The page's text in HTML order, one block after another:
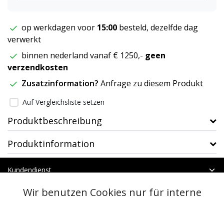
op werkdagen voor 15:00 besteld, dezelfde dag
verwerkt
binnen nederland vanaf € 1250,- geen
verzendkosten
Zusatzinformation? Anfrage zu diesem Produkt
Auf Vergleichsliste setzen
Produktbeschreibung
Produktinformation
Kundendienst
Kategorien
Wir benutzen Cookies nur für interne